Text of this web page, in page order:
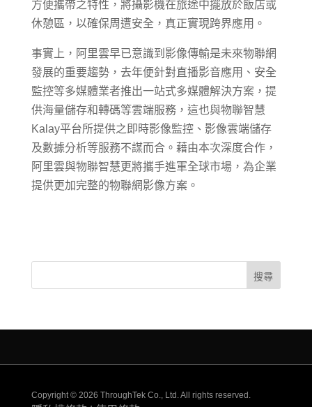
方便攜帶之特性，將攝影機在旅途中擺放於飯店或
休憩區，以確保周遭安全，真正實現跨界應用。
事實上，阿里雲早已意識到影像傳輸是未來物聯網
發展的重要趨勢，去年便針對直播影音應用、安全
監控等多媒體業者推出一站式多媒體解決方案，提
供海量儲存和轉碼等雲端服務，這也與物聯智慧
Kalay平台所提供之即時影像監控、影像雲端儲存
及數據分析等服務不謀而合。藉由本次深度合作，
阿里雲與物聯智慧更將攜手進軍全球市場，為企業
提供更加完整的物聯網影像方案。
Copyright © 2026 ThroughTek Co., Ltd. All rights reserved.